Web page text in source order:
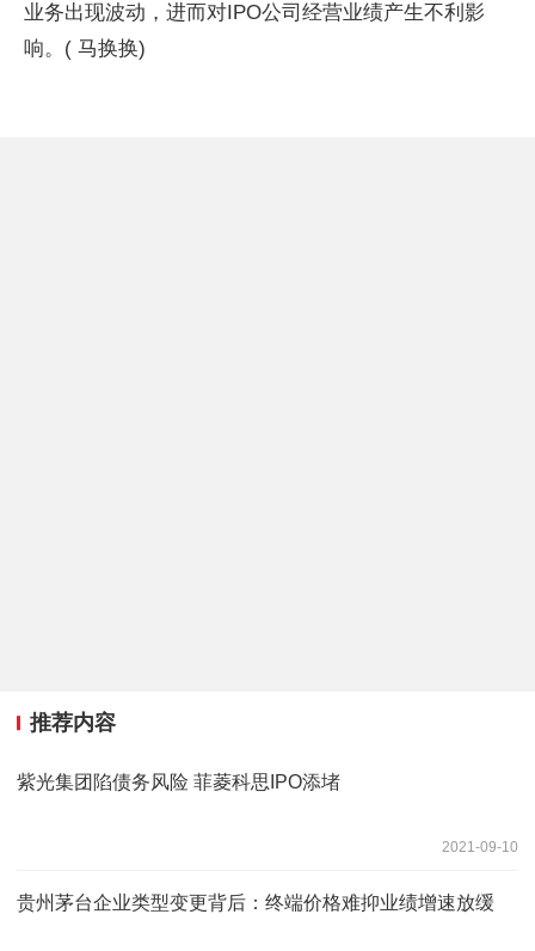
业务出现波动，进而对IPO公司经营业绩产生不利影
响。( 马换换)
推荐内容
紫光集团陷债务风险 菲菱科思IPO添堵
2021-09-10
贵州茅台企业类型变更背后：终端价格难抑业绩增速放缓